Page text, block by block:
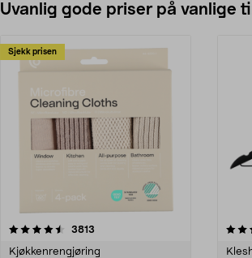
Uvanlig gode priser på vanlige
Sjekk prisen
3813
Kjøkkenrengjøring
4.5av 5 stjerner